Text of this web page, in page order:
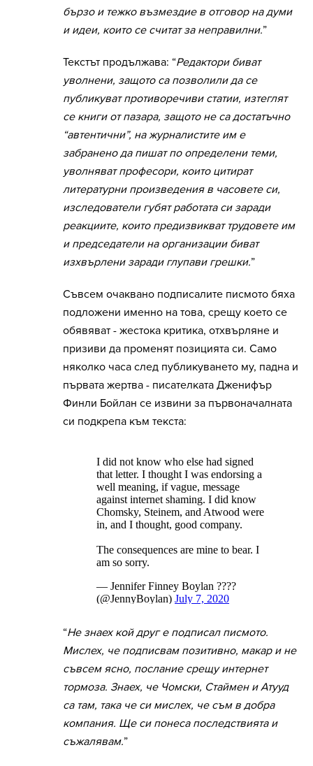
бързо и тежко възмездие в отговор на думи
и идеи, които се считат за неправилни.”
Текстът продължава: “Редактори биват
уволнени, защото са позволили да се
публикуват противоречиви статии, изтеглят
се книги от пазара, защото не са достатъчно
“автентични”, на журналистите им е
забранено да пишат по определени теми,
уволняват професори, които цитират
литературни произведения в часовете си,
изследователи губят работата си заради
реакциите, които предизвикват трудовете им
и председатели на организации биват
изхвърлени заради глупави грешки.”
Съвсем очаквано подписалите писмото бяха
подложени именно на това, срещу което се
обявяват - жестока критика, отхвърляне и
призиви да променят позицията си. Само
няколко часа след публикуването му, падна и
първата жертва - писателката Дженифър
Финли Бойлан се извини за първоначалната
си подкрепа към текста:
“Не знаех кой друг е подписал писмото.
Мислех, че подписвам позитивно, макар и не
съвсем ясно, послание срещу интернет
тормоза. Знаех, че Чомски, Стаймен и Атууд
са там, така че си мислех, че съм в добра
компания. Ще си понеса последствията и
съжалявам.”